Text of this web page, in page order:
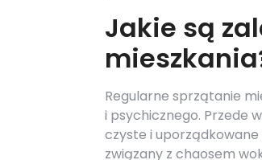
Jakie są
Regularne sprzątanie
i psychicznego. Przede
czyste i
związany z chaosem